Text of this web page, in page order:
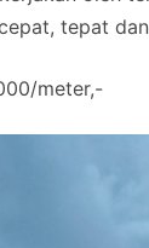
tepat
meter,-